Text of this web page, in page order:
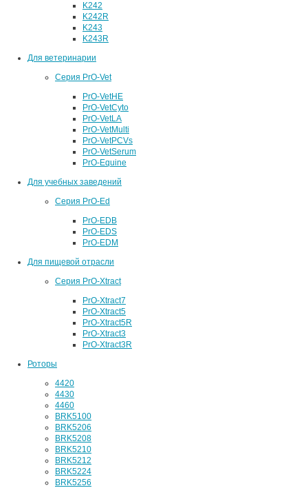
K242
K242R
K243
K243R
Для ветеринарии
Серия PrO-Vet
PrO-VetHE
PrO-VetCyto
PrO-VetLA
PrO-VetMulti
PrO-VetPCVs
PrO-VetSerum
PrO-Equine
Для учебных заведений
Серия PrO-Ed
PrO-EDB
PrO-EDS
PrO-EDM
Для пищевой отрасли
Серия PrO-Xtract
PrO-Xtract7
PrO-Xtract5
PrO-Xtract5R
PrO-Xtract3
PrO-Xtract3R
Роторы
4420
4430
4460
BRK5100
BRK5206
BRK5208
BRK5210
BRK5212
BRK5224
BRK5256